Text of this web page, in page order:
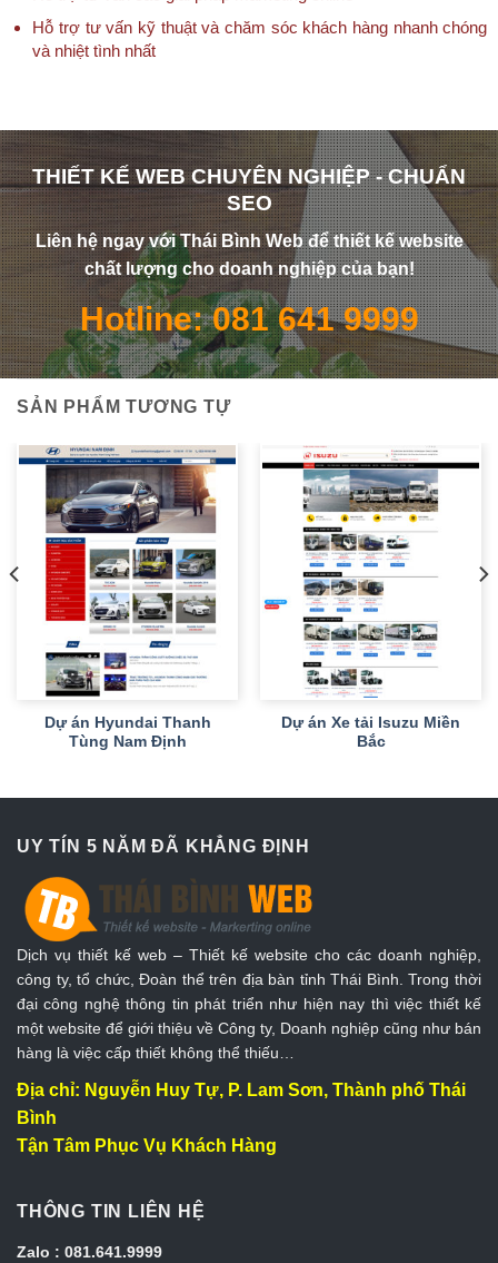
Hỗ trợ tư vấn kỹ thuật và chăm sóc khách hàng nhanh chóng
và nhiệt tình nhất
THIẾT KẾ WEB CHUYÊN NGHIỆP - CHUẨN
SEO
Liên hệ ngay với Thái Bình Web để thiết kế website
chất lượng cho doanh nghiệp của bạn!
Hotline: 081 641 9999
SẢN PHẨM TƯƠNG TỰ
Dự án Hyundai Thanh
Tùng Nam Định
Dự án Xe tải Isuzu Miền
Bắc
UY TÍN 5 NĂM ĐÃ KHẲNG ĐỊNH
Dịch vụ thiết kế web – Thiết kế website cho các doanh nghiệp,
công ty, tổ chức, Đoàn thể trên địa bàn tỉnh Thái Bình. Trong thời
đại công nghệ thông tin phát triển như hiện nay thì việc thiết kế
một website để giới thiệu về Công ty, Doanh nghiệp cũng như bán
hàng là việc cấp thiết không thể thiếu…
Địa chỉ: Nguyễn Huy Tự, P. Lam Sơn, Thành phố Thái
Bình
Tận Tâm Phục Vụ Khách Hàng
THÔNG TIN LIÊN HỆ
Zalo : 081.641.9999